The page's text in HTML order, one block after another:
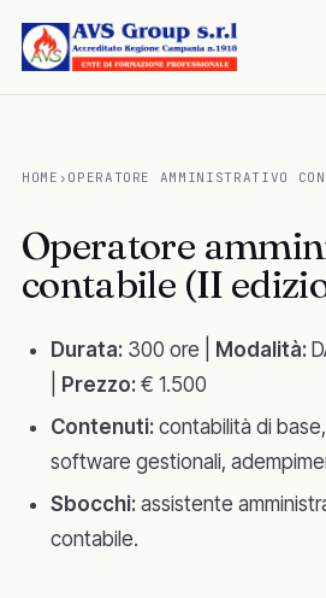
HOME › OPERATORE AMMINISTRATIVO
Operatore
contabile (II
Durata:300 ore | Modalità:
Prezzo:€ 1.500
Contenuti:contabilità di
software gestionali,
Sbocchi:assistente
contabile.